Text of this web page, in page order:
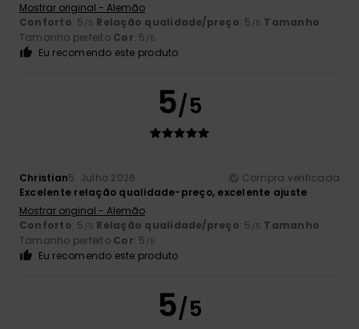
Mostrar original - Alemão
Conforto: 5 /5 Relação qualidade/preço: 5 /5 Tamanho:
Tamanho perfeito Cor: 5 /5
Eu recomendo este produto
5/5
Christian5. Julho 2026
Compra verificada
Excelente relação qualidade-preço, excelente ajuste
Mostrar original - Alemão
Conforto: 5 /5 Relação qualidade/preço: 5 /5 Tamanho:
Tamanho perfeito Cor: 5 /5
Eu recomendo este produto
5/5